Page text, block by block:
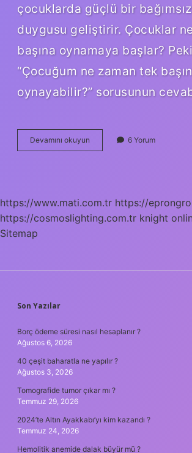
çocuklarda güçlü bir
duygusu geliştirir. Çocuklar
başına oynamaya başlar?
“Çocuğum ne zaman tek
oynayabilir?” sorusunun
Devamını okuyun
Yaşındaki
Mı
6 Yorum
https://www.mati.com.tr https://
https://cosmoslighting.com.tr knight
Sitemap
SIDEBAR
Son Yazılar
Borç ödeme süresi nasıl hesaplanır ?
Ağustos 6, 2026
40 çeşit baharatla ne yapılır ?
Ağustos 3, 2026
Tomografide tumor çıkar mı ?
Temmuz 29, 2026
2024’te Altın Ayakkabı’yı kim kazandı ?
Temmuz 24, 2026
Hemolitik anemide dalak büyür mü ?